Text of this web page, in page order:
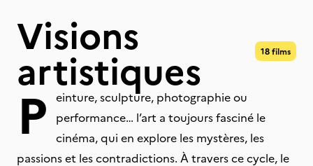
Visions
artistiques 18 films
P
einture, sculpture, photographie ou
performance… l’art a toujours fasciné le
cinéma, qui en explore les mystères, les
passions et les contradictions. À travers ce cycle, le